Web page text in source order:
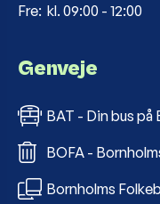
Fre: kl. 09:00 - 12:00
Genveje
BAT - Din bus på
BOFA -
Bornholms